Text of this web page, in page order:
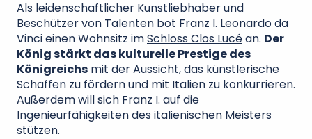
Als leidenschaftlicher Kunstliebhaber und
Beschützer von Talenten bot Franz I. Leonardo da
Vinci einen Wohnsitz imSchloss Clos Lucéan. Der
König stärkt das kulturelle Prestige des
Königreichs mit der Aussicht, das künstlerische
Schaffen zu fördern und mit Italien zu konkurrieren.
Außerdem will sich Franz I. auf die
Ingenieurfähigkeiten des italienischen Meisters
stützen.